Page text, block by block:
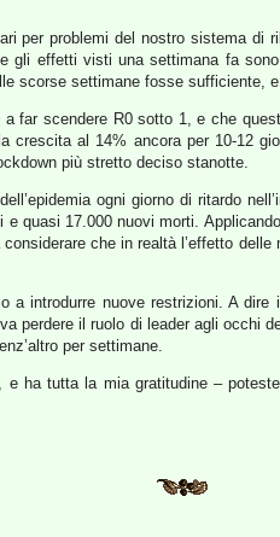
per problemi del nostro sistema
effetti visti una settimana fa
scorse settimane fosse sufficiente,
far scendere R0 sotto 1, e che
crescita al 14% ancora per 10-12
più stretto deciso stanotte.
ogni giorno di ritardo
quasi 17.000 nuovi morti.
che in realtà l’effetto
a introdurre nuove restrizioni. A
perdere il ruolo di leader agli occhi
per settimane.
ha tutta la mia gratitudine –